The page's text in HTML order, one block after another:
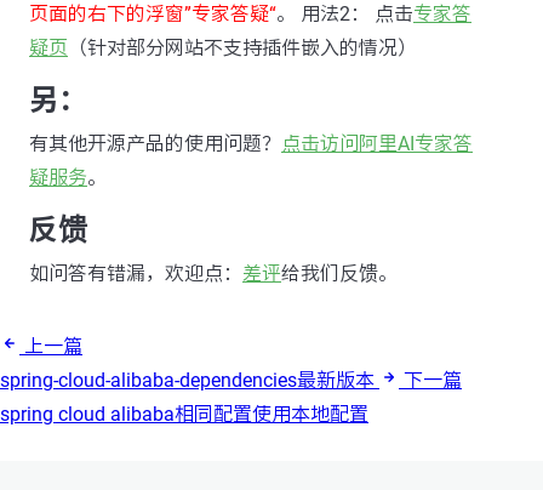
页面的右下的浮窗”专家答疑“。 用法2： 点击专家答
疑页 （针对部分网站不支持插件嵌入的情况）
另：
有其他开源产品的使用问题？
点击访问阿里AI专家答
疑服务。
反馈
如问答有错漏，欢迎点： 差评给我们反馈。
上一篇
spring-cloud-alibaba-dependencies最新版本
下一篇
spring cloud alibaba相同配置使用本地配置